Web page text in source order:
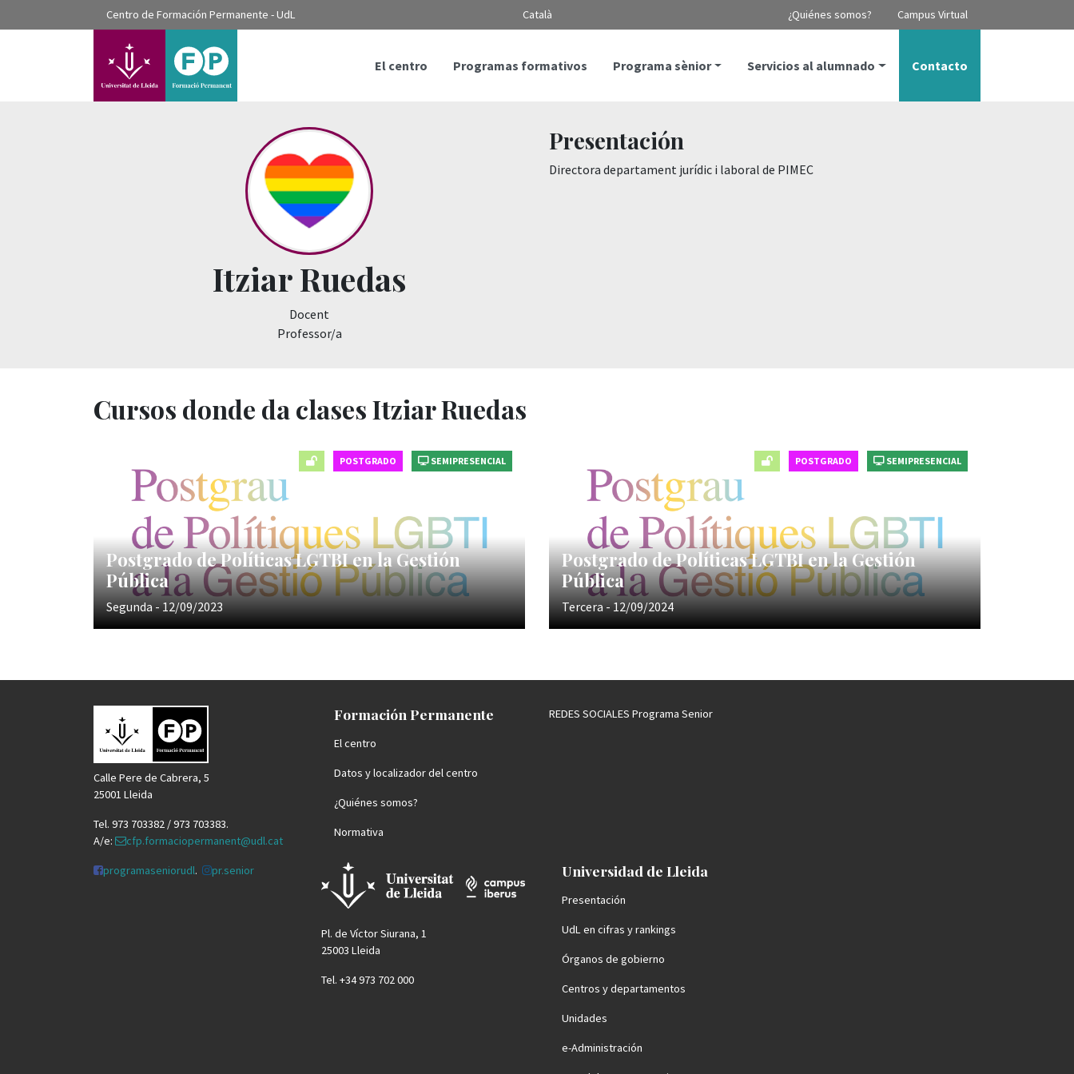
???label.access.jump.content???
???label.access.jump.header???
???label.access.jump.footer???
???label.access.jump.menu???
Centro de Formación Permanente - UdL Català ¿Quiénes somos? Campus Virtual
El centro Programas formativos Programa sènior Servicios al alumnado Contacto
Itziar Ruedas
Docent
Professor/a
Presentación
Directora departament jurídic i laboral de PIMEC
Cursos donde da clases Itziar Ruedas
POSTGRADO SEMIPRESENCIAL
Postgrado de Políticas LGTBI en la Gestión
Pública
Segunda - 12/09/2023
POSTGRADO SEMIPRESENCIAL
Postgrado de Políticas LGTBI en la Gestión
Pública
Tercera - 12/09/2024
Calle Pere de Cabrera, 5
25001 Lleida
Tel. 973 703382 / 973 703383.
A/e:
cfp.formaciopermanent@udl.cat
Formación Permanente
El centro
Datos y localizador del centro
¿Quiénes somos?
Normativa
REDES SOCIALES Programa Senior
programaseniorudl. pr.senior
Pl. de Víctor Siurana, 1
25003 Lleida
Tel. +34 973 702 000
Universidad de Lleida
Presentación
UdL en cifras y rankings
Órganos de gobierno
Centros y departamentos
Unidades
e-Administración